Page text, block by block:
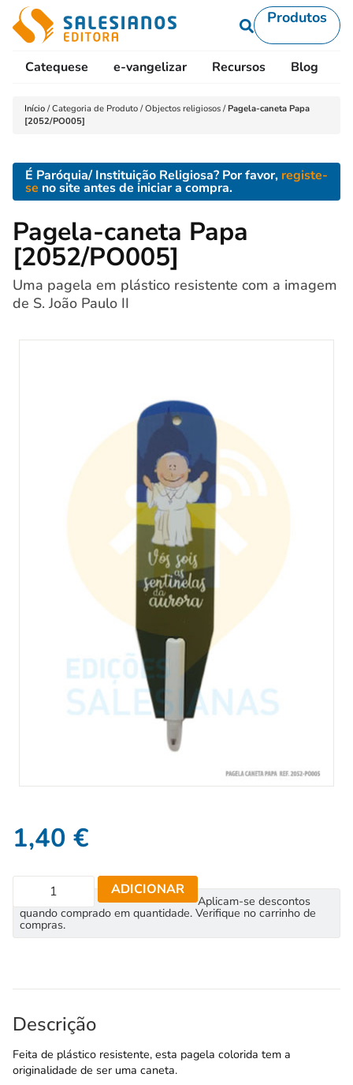
Produtos
Catequese e-vangelizar Recursos Blog
Início /Categoria de Produto /Objectos religiosos /Pagela-caneta Papa
[2052/PO005]
É Paróquia/ Instituição Religiosa? Por favor, registe-
se no site antes de iniciar a compra.
Pagela-caneta Papa
[2052/PO005]
Uma pagela em plástico resistente com a imagem
de S. João Paulo II
1,40 €
ADICIONAR
Aplicam-se descontos
quando comprado em quantidade. Verifique no carrinho de
compras.
Descrição
Feita de plástico resistente, esta pagela colorida tem a
originalidade de ser uma caneta.